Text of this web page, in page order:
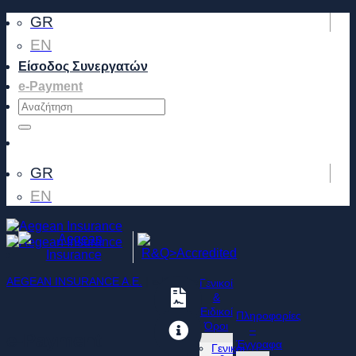
Μετάβαση
περιεχόμενο
GR
EN
Είσοδος Συνεργατών
e-Payment
GR
EN
Γενικοί
&
Ειδικοί
Όροι
Γενικοί
Πληροφορίες
–
Έγγραφα
AEGEAN INSURANCE A.E. e-Payment